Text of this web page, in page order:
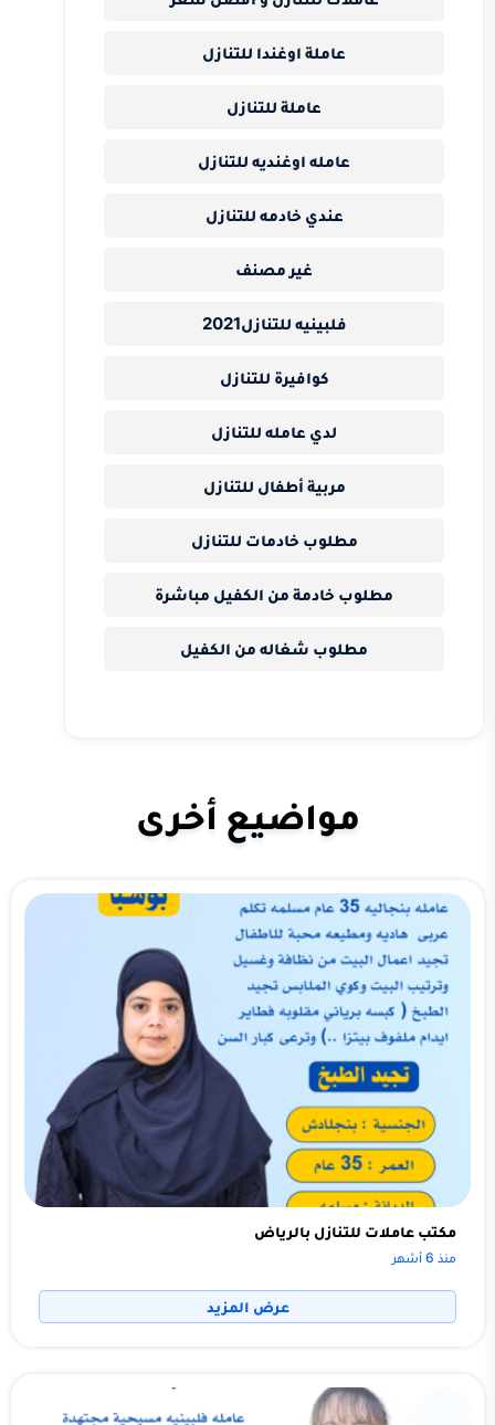
عاملة اوغندا للتنازل
عاملة للتنازل
عامله اوغنديه للتنازل
عندي خادمه للتنازل
غير مصنف
فلبينيه للتنازل2021
كوافيرة للتنازل
لدي عامله للتنازل
مربية أطفال للتنازل
مطلوب خادمات للتنازل
مطلوب خادمة من الكفيل مباشرة
مطلوب شغاله من الكفيل
مواضيع أخرى
مكتب عاملات للتنازل بالرياض
منذ 6 أشهر
عرض المزيد